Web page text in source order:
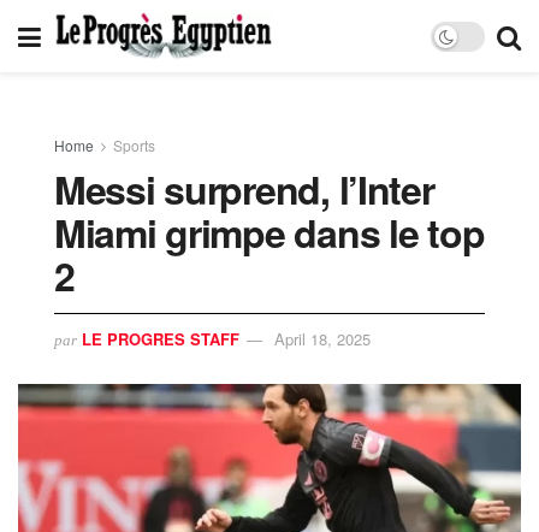
Home Sports
Messi surprend, l’Inter
Miami grimpe dans le top
2
par LE PROGRES STAFF April 18, 2025